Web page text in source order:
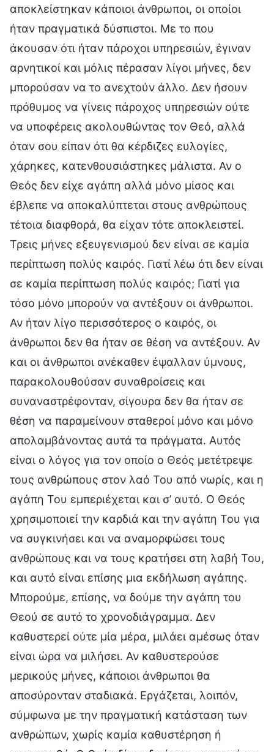
αποκλείστηκαν κάποιοι άνθρωποι, οι οποίοι
ήταν πραγματικά δύσπιστοι. Με το που
άκουσαν ότι ήταν πάροχοι υπηρεσιών, έγιναν
αρνητικοί και μόλις πέρασαν λίγοι μήνες, δεν
μπορούσαν να το ανεχτούν άλλο. Δεν ήσουν
πρόθυμος να γίνεις πάροχος υπηρεσιών ούτε
να υποφέρεις ακολουθώντας τον Θεό, αλλά
όταν σου είπαν ότι θα κέρδιζες ευλογίες,
χάρηκες, κατενθουσιάστηκες μάλιστα. Αν ο
Θεός δεν είχε αγάπη αλλά μόνο μίσος και
έβλεπε να αποκαλύπτεται στους ανθρώπους
τέτοια διαφθορά, θα είχαν τότε αποκλειστεί.
Τρεις μήνες εξευγενισμού δεν είναι σε καμία
περίπτωση πολύς καιρός. Γιατί λέω ότι δεν είναι
σε καμία περίπτωση πολύς καιρός; Γιατί για
τόσο μόνο μπορούν να αντέξουν οι άνθρωποι.
Αν ήταν λίγο περισσότερος ο καιρός, οι
άνθρωποι δεν θα ήταν σε θέση να αντέξουν. Αν
και οι άνθρωποι ανέκαθεν έψαλλαν ύμνους,
παρακολουθούσαν συναθροίσεις και
συναναστρέφονταν, σίγουρα δεν θα ήταν σε
θέση να παραμείνουν σταθεροί μόνο και μόνο
απολαμβάνοντας αυτά τα πράγματα. Αυτός
είναι ο λόγος για τον οποίο ο Θεός μετέτρεψε
τους ανθρώπους στον λαό Του από νωρίς, και η
αγάπη Του εμπεριέχεται και σ’ αυτό. Ο Θεός
χρησιμοποιεί την καρδιά και την αγάπη Του για
να συγκινήσει και να αναμορφώσει τους
ανθρώπους και να τους κρατήσει στη λαβή Του,
και αυτό είναι επίσης μια εκδήλωση αγάπης.
Μπορούμε, επίσης, να δούμε την αγάπη του
Θεού σε αυτό το χρονοδιάγραμμα. Δεν
καθυστερεί ούτε μία μέρα, μιλάει αμέσως όταν
είναι ώρα να μιλήσει. Αν καθυστερούσε
μερικούς μήνες, κάποιοι άνθρωποι θα
αποσύρονταν σταδιακά. Εργάζεται, λοιπόν,
σύμφωνα με την πραγματική κατάσταση των
ανθρώπων, χωρίς καμία καθυστέρηση ή